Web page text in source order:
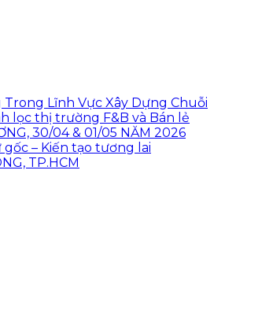
Trong Lĩnh Vực Xây Dựng Chuỗi
lọc thị trường F&B và Bán lẻ
30/04 & 01/05 NĂM 2026
gốc – Kiến tạo tương lai
TP.HCM